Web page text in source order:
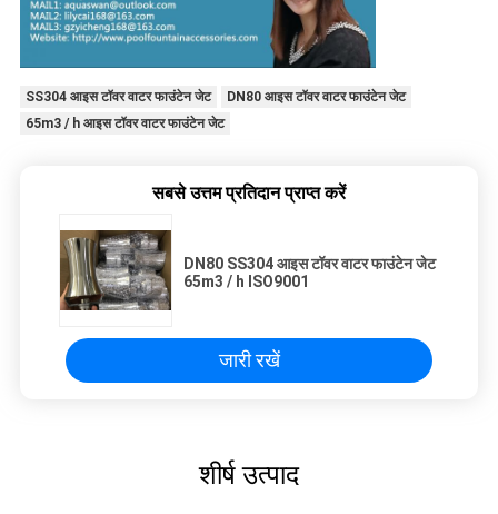
SS304 आइस टॉवर वाटर फाउंटेन जेट
DN80 आइस टॉवर वाटर फाउंटेन जेट
65m3 / h आइस टॉवर वाटर फाउंटेन जेट
सबसे उत्तम प्रतिदान प्राप्त करें
DN80 SS304 आइस टॉवर वाटर फाउंटेन जेट
65m3 / h ISO9001
जारी रखें
शीर्ष उत्पाद